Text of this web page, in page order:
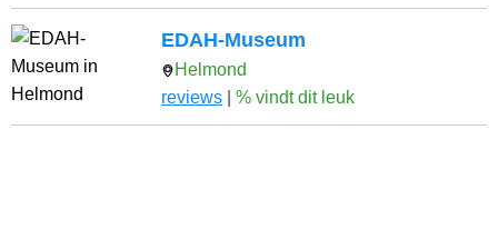
EDAH-Museum
Helmond
reviews
% vindt dit leuk